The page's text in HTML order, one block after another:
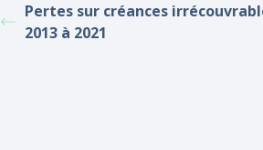
Pertes sur créances
2013 à 2021